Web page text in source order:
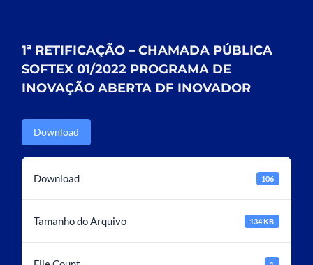
1ª RETIFICAÇÃO – CHAMADA PÚBLICA
SOFTEX 01/2022 PROGRAMA DE
INOVAÇÃO ABERTA DF INOVADOR
Download
Download 106
Tamanho do Arquivo 134 KB